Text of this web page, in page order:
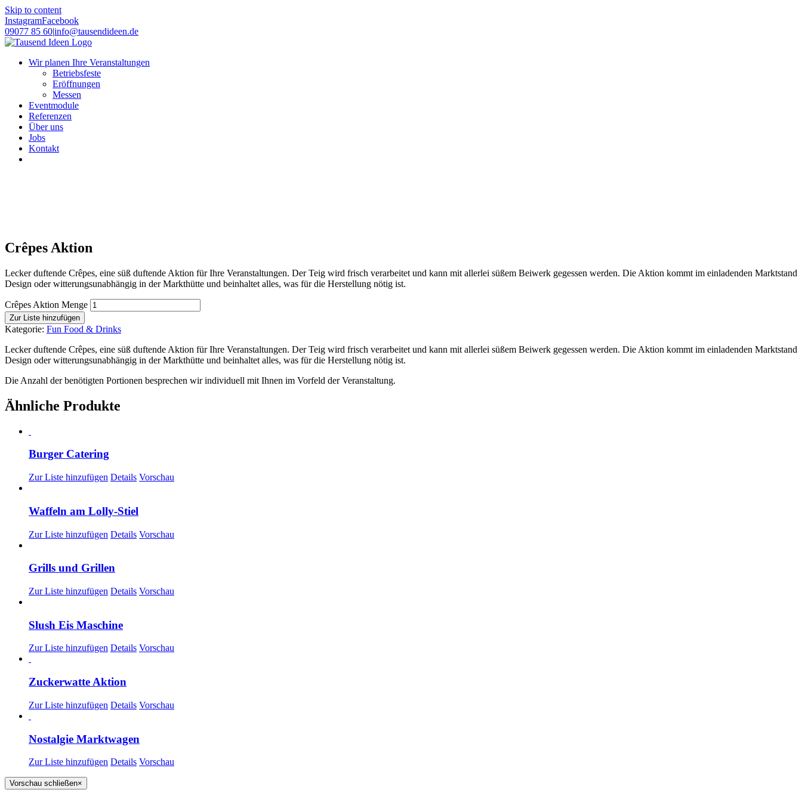
Skip to content
InstagramFacebook
09077 85 60|info@tausendideen.de
Wir planen Ihre Veranstaltungen
Betriebsfeste
Eröffnungen
Messen
Eventmodule
Referenzen
Über uns
Jobs
Kontakt
Crêpes Aktion
Lecker duftende Crêpes, eine süß duftende Aktion für Ihre Veranstaltungen. Der Teig wird frisch verarbeitet und kann mit allerlei süßem Beiwerk gegessen werden. Die Aktion kommt im einladenden Marktstand
Design oder witterungsunabhängig in der Markthütte und beinhaltet alles, was für die Herstellung nötig ist.
Crêpes Aktion Menge
Zur Liste hinzufügen
Kategorie: Fun Food & Drinks
Lecker duftende Crêpes, eine süß duftende Aktion für Ihre Veranstaltungen. Der Teig wird frisch verarbeitet und kann mit allerlei süßem Beiwerk gegessen werden. Die Aktion kommt im einladenden Marktstand
Design oder witterungsunabhängig in der Markthütte und beinhaltet alles, was für die Herstellung nötig ist.
Die Anzahl der benötigten Portionen besprechen wir individuell mit Ihnen im Vorfeld der Veranstaltung.
Ähnliche Produkte
Burger Catering
Zur Liste hinzufügen Details Vorschau
Waffeln am Lolly-Stiel
Zur Liste hinzufügen Details Vorschau
Grills und Grillen
Zur Liste hinzufügen Details Vorschau
Slush Eis Maschine
Zur Liste hinzufügen Details Vorschau
Zuckerwatte Aktion
Zur Liste hinzufügen Details Vorschau
Nostalgie Marktwagen
Zur Liste hinzufügen Details Vorschau
Vorschau schließen×